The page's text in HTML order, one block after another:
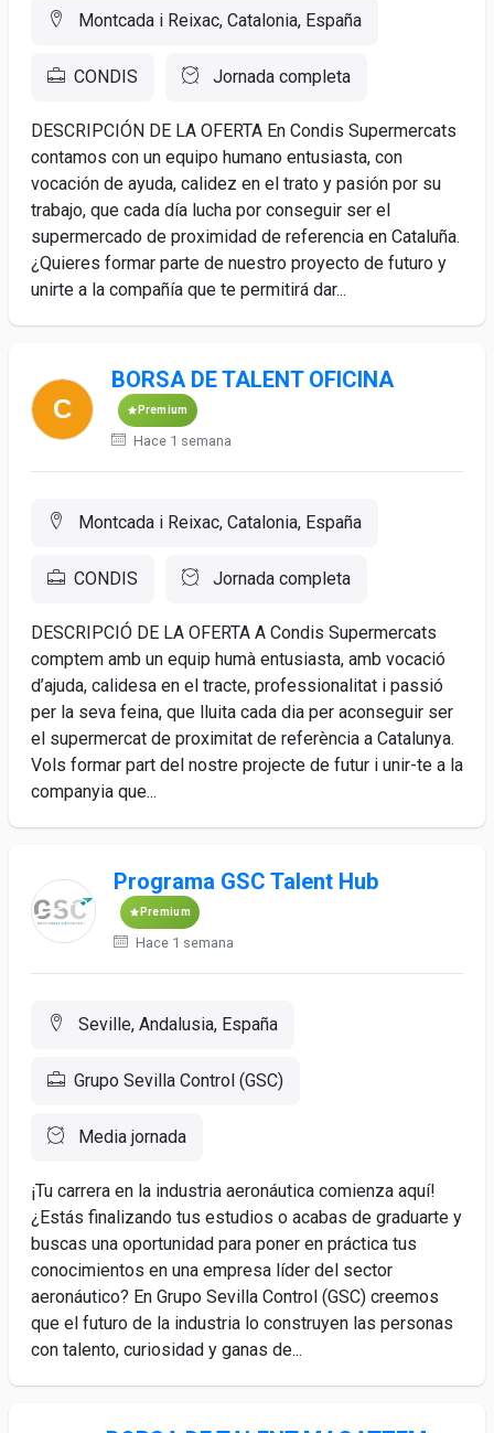
Montcada i Reixac, Catalonia, España
CONDIS Jornada completa
DESCRIPCIÓN DE LA OFERTA En Condis Supermercats
contamos con un equipo humano entusiasta, con
vocación de ayuda, calidez en el trato y pasión por su
trabajo, que cada día lucha por conseguir ser el
supermercado de proximidad de referencia en Cataluña.
¿Quieres formar parte de nuestro proyecto de futuro y
unirte a la compañía que te permitirá dar...
BORSA DE TALENT OFICINA
Premium
Hace 1 semana
Montcada i Reixac, Catalonia, España
CONDIS Jornada completa
DESCRIPCIÓ DE LA OFERTA A Condis Supermercats
comptem amb un equip humà entusiasta, amb vocació
d’ajuda, calidesa en el tracte, professionalitat i passió
per la seva feina, que lluita cada dia per aconseguir ser
el supermercat de proximitat de referència a Catalunya.
Vols formar part del nostre projecte de futur i unir-te a la
companyia que...
Programa GSC Talent Hub
Premium
Hace 1 semana
Seville, Andalusia, España
Grupo Sevilla Control (GSC)
Media jornada
¡Tu carrera en la industria aeronáutica comienza aquí!
¿Estás finalizando tus estudios o acabas de graduarte y
buscas una oportunidad para poner en práctica tus
conocimientos en una empresa líder del sector
aeronáutico? En Grupo Sevilla Control (GSC) creemos
que el futuro de la industria lo construyen las personas
con talento, curiosidad y ganas de...